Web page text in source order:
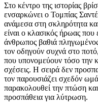
Στο κέντρο της ιστορίας
ενσαρκώνει ο Τομπίας
ανάμεσα στη σκληρότητα
είναι ο κλασικός ήρωας που
άνθρωπος βαθιά
τον οδηγούν συχνά στο
που υπονομεύουν τόσο την
σχέσεις. Η σειρά δεν
τον παρουσιάζει σχεδόν
παρακολουθεί την πτώση
προσπάθεια για λύτρωση.